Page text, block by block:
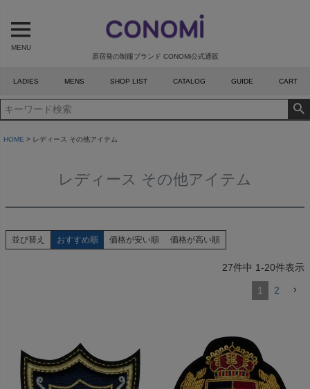
原宿発の制服ブランド CONOMi公式通販
MENU
LADIES MENS SHOP LIST CATALOG GUIDE CART
HOME レディース その他アイテム
レディース その他アイテム
並び替え おすすめ順 価格が安い順 価格が高い順
27件中 1-20件表示
1 2